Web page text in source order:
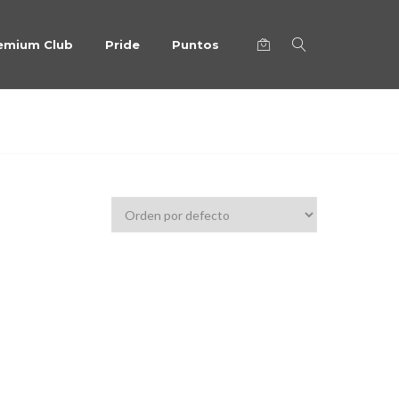
Club Pride Puntos